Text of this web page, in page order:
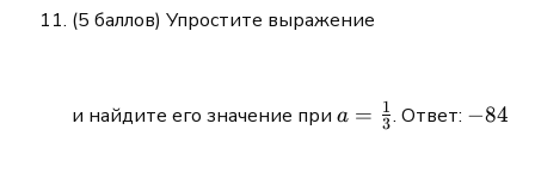
(5 баллов) Упростите выражение
и найдите его значение при a =
a = 3
1 . Ответ: -84
−84